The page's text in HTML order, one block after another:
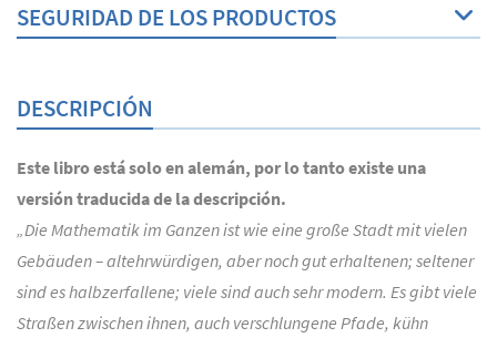
SEGURIDAD DE LOS PRODUCTOS
DESCRIPCIÓN
Este libro está solo en alemán, por lo tanto existe una
versión traducida de la descripción.
„Die Mathematik im Ganzen ist wie eine große Stadt mit vielen
Gebäuden – altehrwürdigen, aber noch gut erhaltenen; seltener
sind es halbzerfallene; viele sind auch sehr modern. Es gibt viele
Straßen zwischen ihnen, auch verschlungene Pfade, kühn